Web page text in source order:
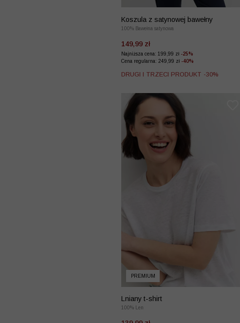
Koszula z satynowej bawełny
100% Bawełna satynowa
149,99 zł
Najniższa cena: 199,99 zł -25%
Cena regularna: 249,99 zł -40%
DRUGI I TRZECI PRODUKT -30%
PREMIUM
Lniany t-shirt
100% Len